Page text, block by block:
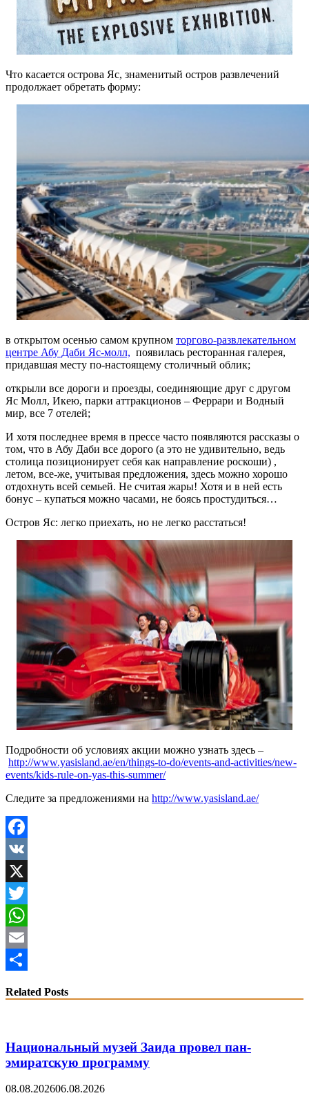
Что касается острова Яс, знаменитый остров развлечений
продолжает обретать форму:
в открытом осенью самом крупном торгово-развлекательном
центре Абу Даби Яс-молл, появилась ресторанная галерея,
придавшая месту по-настоящему столичный облик;
открыли все дороги и проезды, соединяющие друг с другом
Яс Молл, Икею, парки аттракционов – Феррари и Водный
мир, все 7 отелей;
И хотя последнее время в прессе часто появляются рассказы о
том, что в Абу Даби все дорого (а это не удивительно, ведь
столица позиционирует себя как направление роскоши) ,
летом, все-же, учитывая предложения, здесь можно хорошо
отдохнуть всей семьей. Не считая жары! Хотя и в ней есть
бонус – купаться можно часами, не боясь простудиться…
Остров Яс: легко приехать, но не легко расстаться!
Подробности об условиях акции можно узнать здесь –
http://www.yasisland.ae/en/things-to-do/events-and-activities/new-
events/kids-rule-on-yas-this-summer/
Следите за предложениями на http://www.yasisland.ae/
Facebook
VK
X
Twitter
WhatsApp
Email
Related Posts
Национальный музей Заида провел пан-
эмиратскую программу
08.08.202606.08.2026